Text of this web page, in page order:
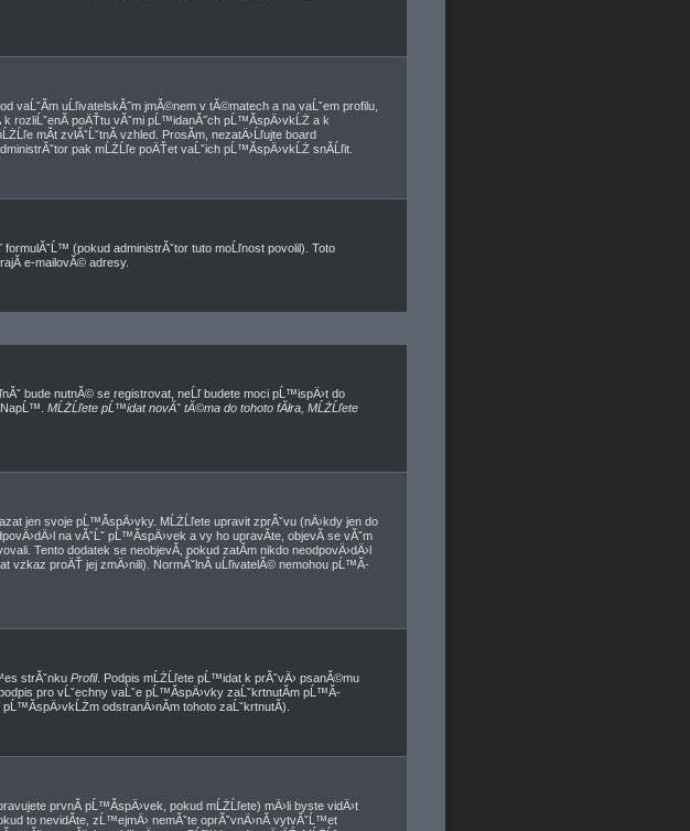
uĹľivatelskĂ˝m jmĂ©nem v tĂ©matech a na vaĹˇem profilu,
rozliĹˇenĂ­ poÄŤtu vĂˇmi pĹ™idanĂ˝ch pĹ™Ă­spÄ›vkĹŻ a k
mĂ­t zvlĂˇĹˇtnĂ­ vzhled. ProsĂ­m, nezatÄ›Ĺľujte board
pak mĹŻĹľe poÄŤet vaĹˇich pĹ™Ă­spÄ›vkĹŻ snĂ­Ĺľit.
(pokud administrĂˇtor tuto moĹľnost povolil). Toto
e-mailovĂ© adresy.
bude nutnĂ© se registrovat, neĹľ budete moci pĹ™ispÄ›t do
MĹŻĹľete pĹ™idat novĂˇ tĂ©ma do tohoto fĂłra, MĹŻĹľete
jen svoje pĹ™Ă­spÄ›vky. MĹŻĹľete upravit zprĂˇvu (nÄ›kdy jen do
na vĂˇĹˇ pĹ™Ă­spÄ›vek a vy ho upravĂ­te, objevĂ­ se vĂˇm
Tento dodatek se neobjevĂ­, pokud zatĂ­m nikdo neodpovÄ›dÄ›l
vzkaz proÄŤ jej zmÄ›nili). NormĂˇlnĂ­ uĹľivatelĂ© nemohou pĹ™Ă­
strĂˇnku Profil. Podpis mĹŻĹľete pĹ™idat k prĂˇvÄ› psanĂ©mu
pro vĹˇechny vaĹˇe pĹ™Ă­spÄ›vky zaĹˇkrtnutĂ­m pĹ™Ă­
odstranÄ›nĂ­m tohoto zaĹˇkrtnutĂ­).
prvnĂ­ pĹ™Ă­spÄ›vek, pokud mĹŻĹľete) mÄ›li byste vidÄ›t
to nevidĂ­te, zĹ™ejmÄ› nemĂˇte oprĂˇvnÄ›nĂ­ vytvĂˇĹ™et